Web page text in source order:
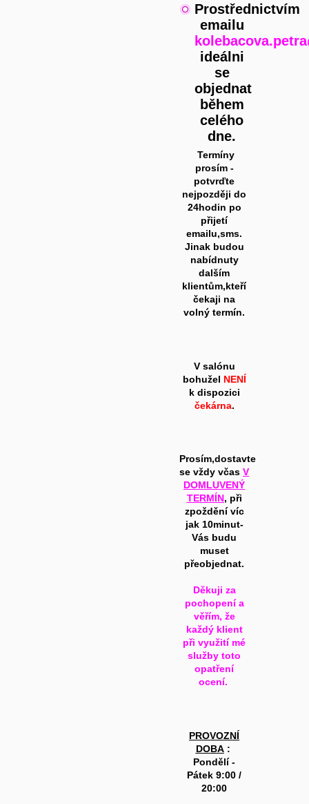
Prostřednictvím
emailu
ideálni
se
objednat
během
celého
dne.
Termíny
prosím -
potvrďte
nejpozději do
24hodin po
přijetí
emailu,sms.
Jinak budou
nabídnuty
dalším
klientům,kteří
čekaji na
volný termín.
V salónu
bohužel NENÍ
k dispozici
čekárna.
Prosím,dostavte
se vždy včasV
DOMLUVENÝ
TERMÍN, při
zpoždění víc
jak 10minut-
Vás budu
muset
přeobjednat.
Děkuji za
pochopení a
věřím, že
každý klient
při využití mé
služby toto
opatření
ocení.
PROVOZNÍ
DOBA:
Pondělí -
Pátek 9:00 /
20:00